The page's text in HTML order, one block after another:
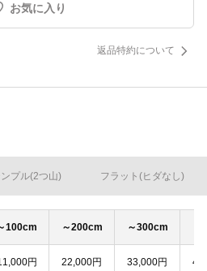
お気に入り
返品特約について
プル(2つ山) フラット(ヒダなし)
100cm ～200cm ～300cm
円 22,000円 33,000円